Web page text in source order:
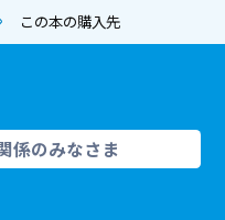
この本の購入先
係のみなさま